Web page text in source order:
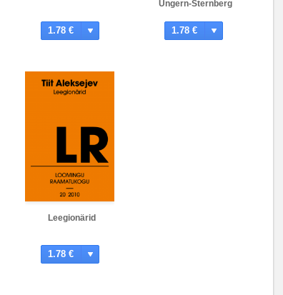
1.78 €
Ungern-Sternberg
1.78 €
Leegionärid
1.78 €